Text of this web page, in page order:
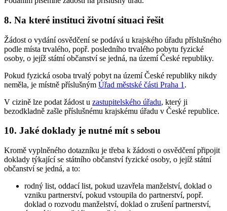
8. Na které instituci životní situaci řešit
Žádost o vydání osvědčení se podává u krajského úřadu příslušného
podle místa trvalého, popř. posledního trvalého pobytu fyzické
osoby, o jejíž státní občanství se jedná, na území České republiky.
Pokud fyzická osoba trvalý pobyt na území České republiky nikdy
neměla, je místně příslušným Úřad městské části Praha 1 .
V cizině lze podat žádost u zastupitelského úřadu, který ji
bezodkladně zašle příslušnému krajskému úřadu v České republice.
10. Jaké doklady je nutné mít s sebou
Kromě vyplněného dotazníku je třeba k žádosti o osvědčení připojit
doklady týkající se státního občanství fyzické osoby, o jejíž státní
občanství se jedná, a to:
rodný list, oddací list, pokud uzavřela manželství, doklad o
vzniku partnerství, pokud vstoupila do partnerství, popř.
doklad o rozvodu manželství, doklad o zrušení partnerství,